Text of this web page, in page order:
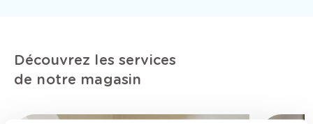
Découvrez les services
de notre magasin